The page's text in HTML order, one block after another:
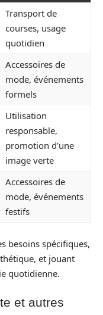
Transport de
courses, usage
quotidien
Accessoires de
mode, événements
formels
Utilisation
responsable,
promotion d’une
image verte
Accessoires de
mode, événements
festifs
besoins spécifiques,
et jouant
quotidienne.
et autres